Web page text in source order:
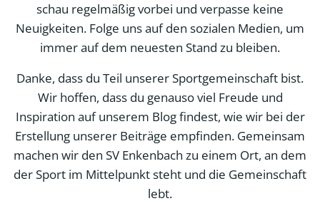
schau regelmäßig vorbei und verpasse keine
Neuigkeiten. Folge uns auf den sozialen Medien, um
immer auf dem neuesten Stand zu bleiben.
Danke, dass du Teil unserer Sportgemeinschaft bist.
Wir hoffen, dass du genauso viel Freude und
Inspiration auf unserem Blog findest, wie wir bei der
Erstellung unserer Beiträge empfinden. Gemeinsam
machen wir den SV Enkenbach zu einem Ort, an dem
der Sport im Mittelpunkt steht und die Gemeinschaft
lebt.